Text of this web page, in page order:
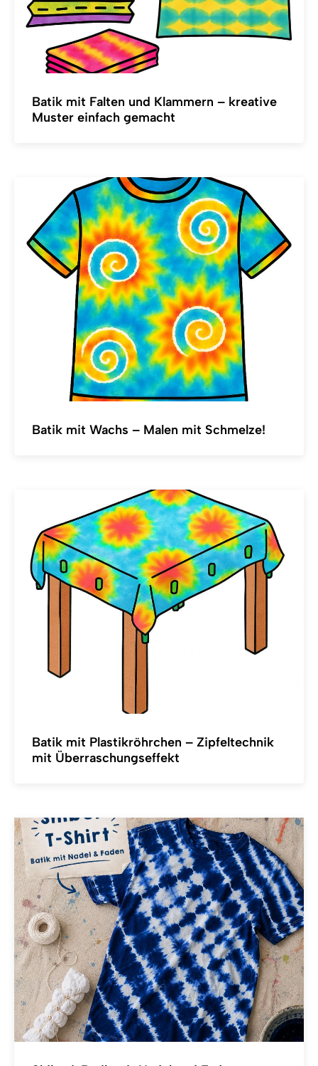
Batik mit Falten und Klammern – kreative
Muster einfach gemacht
Batik mit Wachs – Malen mit Schmelze!
Batik mit Plastikröhrchen – Zipfeltechnik
mit Überraschungseffekt